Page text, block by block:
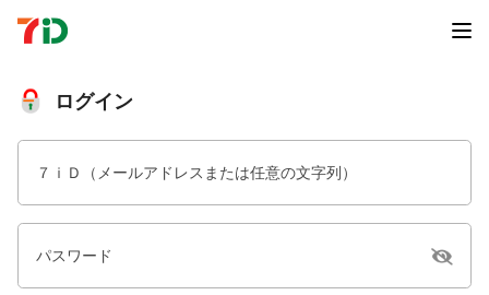
ログイン
７ｉＤ（メールアドレスまたは任意の文字列）
パスワード